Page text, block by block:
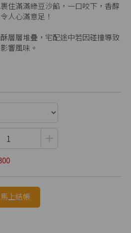
住滿滿綠豆沙餡，一口咬下，香醇
人心滿意足！
層層堆疊，宅配途中若因碰撞導致
響風味。
馬上結帳